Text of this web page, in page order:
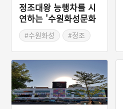
정조대왕 능행차를 시
연하는 '수원화성문화
제'#수원화성
#정조
#수원가볼만한곳